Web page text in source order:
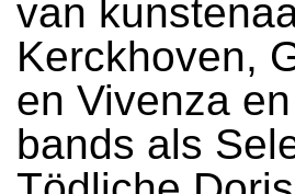
van
Kerckhoven,
en Vivenza
bands als